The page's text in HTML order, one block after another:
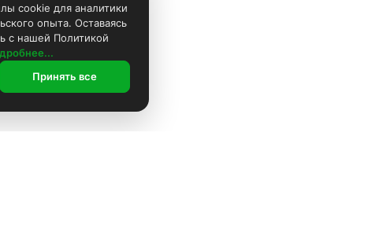
cookie для аналитики
опыта. Оставаясь
с нашей Политикой
Принять все